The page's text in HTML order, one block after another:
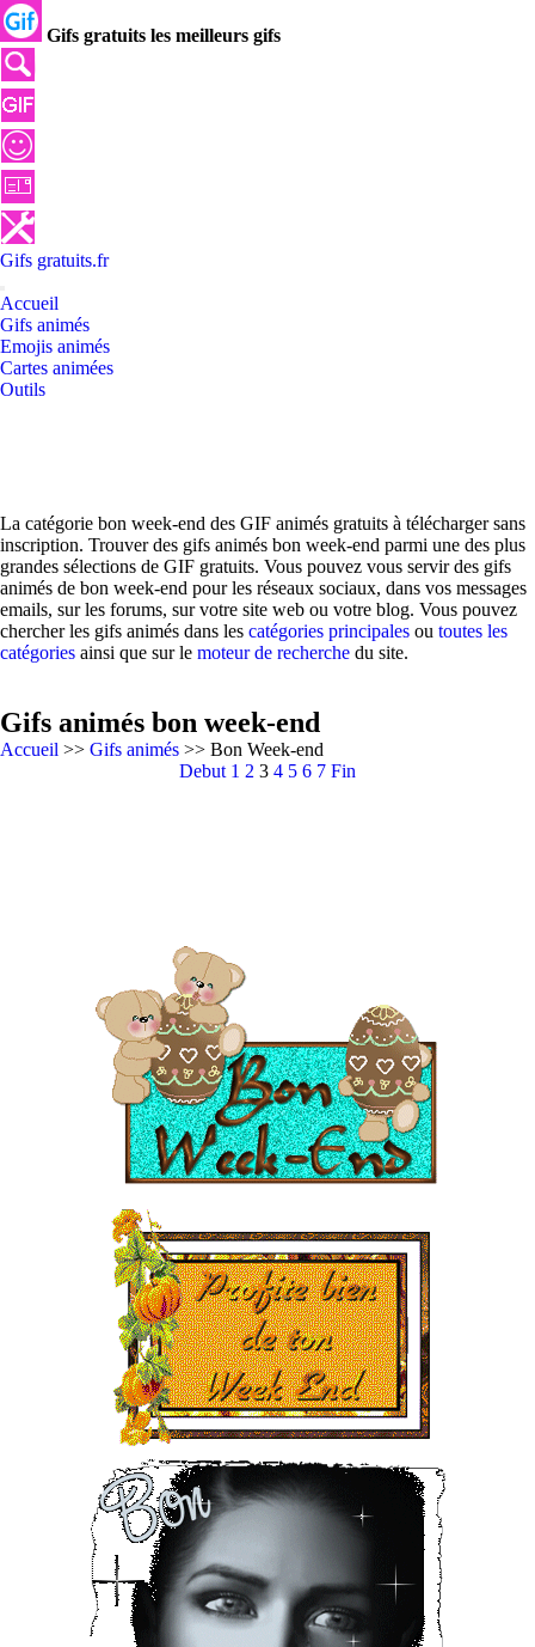
Gifs gratuits les meilleurs gifs
Gifs gratuits.fr
Accueil
Gifs animés
Emojis animés
Cartes animées
Outils
La catégorie bon week-end des GIF animés gratuits à télécharger sans
inscription. Trouver des gifs animés bon week-end parmi une des plus
grandes sélections de GIF gratuits. Vous pouvez vous servir des gifs
animés de bon week-end pour les réseaux sociaux, dans vos messages
emails, sur les forums, sur votre site web ou votre blog. Vous pouvez
chercher les gifs animés dans les catégories principales ou toutes les
catégories ainsi que sur le moteur de recherche du site.
Gifs animés bon week-end
Accueil >> Gifs animés >> Bon Week-end
Debut 1 2 3 4 5 6 7 Fin